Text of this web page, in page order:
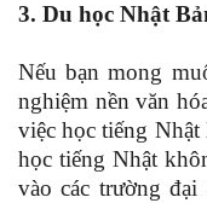
3. Du học Nhật
Nếu bạn mong
nghiệm nền văn
việc học tiếng Nhật
học tiếng Nhật
vào các trường